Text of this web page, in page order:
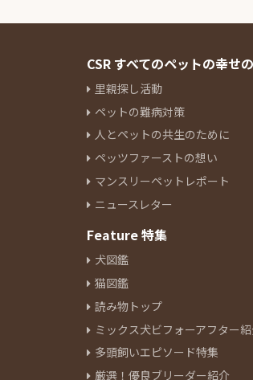
CSR すべてのペットの幸せ
里親探し活動
ペットの難病対策
人とペットの共生のために
ペッツファーストの想い
マンスリーペットレポート
ニュースレター
Feature 特集
犬図鑑
猫図鑑
読み物トップ
ミックス犬ビフォーアフター
多頭飼いエピソード特集
厳選！優良ブリーダー紹介